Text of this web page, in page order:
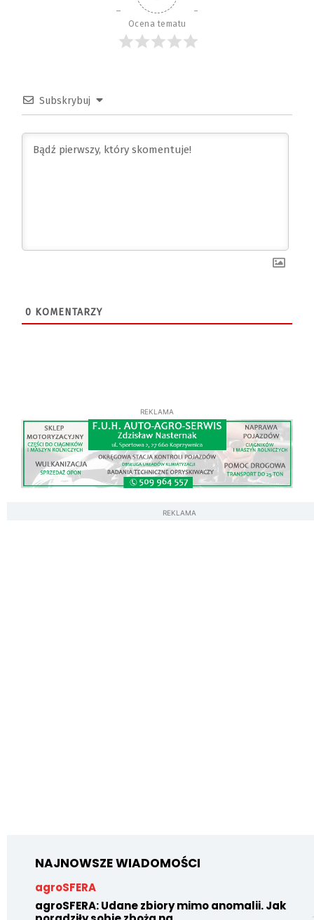
Ocena tematu
Subskrybuj
0 KOMENTARZY
REKLAMA
REKLAMA
NAJNOWSZE WIADOMOŚCI
agroSFERA
agroSFERA: Udane zbiory mimo anomalii. Jak